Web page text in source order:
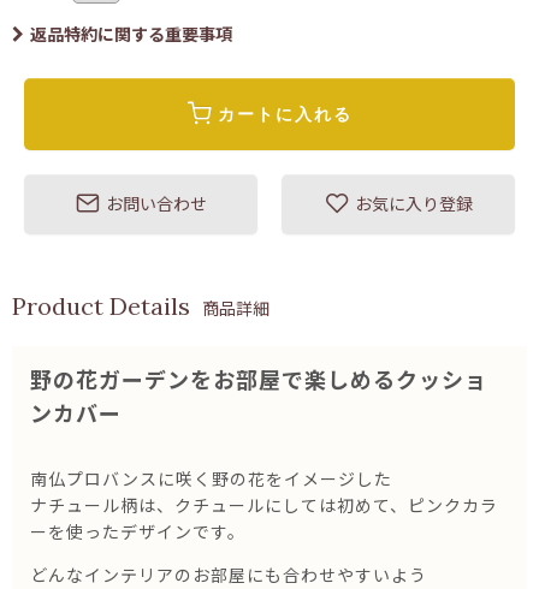
返品特約に関する重要事項
カートに入れる
お問い合わせ お気に入り登録
商品詳細
野の花ガーデンをお部屋で楽しめるクッショ
ンカバー
南仏プロバンスに咲く野の花をイメージした
ナチュール柄は、クチュールにしては初めて、ピンクカラ
ーを使ったデザインです。
どんなインテリアのお部屋にも合わせやすいよう